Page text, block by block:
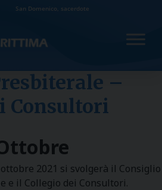
San Domenico, sacerdote
–
Consultori
2021 si svolgerà il Consiglio
e il Collegio dei Consultori.